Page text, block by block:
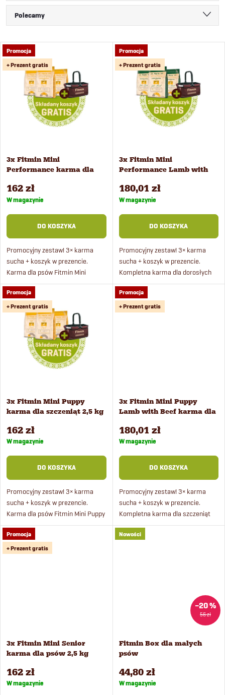
S
o
r
a
n
i
e
p
r
o
k
t
ó
w
Polecamy
Najdroższe
Najczęściej sprzedawane
Alfabetycznie
L
a
p
r
o
d
u
k
Promocja
+ Prezent gratis
3x Fitmin Mini
Performance karma dla
162 zł
W magazynie
DO KOSZYKA
Promocyjny zestaw! 3× karma
sucha + koszyk w prezencie.
Karma dla psów Fitmin Mini
Performance super premium
powstaje na bazie świeżego mięsa
drobiowego pochodzącego ze...
Promocja
+ Prezent gratis
3x Fitmin Mini
Performance Lamb with
kg
180,01 zł
W magazynie
DO KOSZYKA
Promocyjny zestaw! 3× karma
sucha + koszyk w prezencie.
Kompletna karma dla dorosłych
psów małych ras o bardzo
wysokiej aktywności. Karma super
premium zawiera świeże mięso...
Promocja
+ Prezent gratis
3x Fitmin Mini Puppy
karma dla szczeniąt 2,5 kg
162 zł
W magazynie
DO KOSZYKA
Promocyjny zestaw! 3× karma
sucha + koszyk w prezencie.
Karma dla psów Fitmin Mini Puppy
super premium powstaje na bazie
świeżego mięsa drobiowego
pochodzącego ze sprawdzonej,...
Promocja
+ Prezent gratis
3x Fitmin Mini Puppy
Lamb with Beef karma dla
180,01 zł
W magazynie
DO KOSZYKA
Promocyjny zestaw! 3× karma
sucha + koszyk w prezencie.
Kompletna karma dla szczeniąt
małych ras zawierająca świeżą
jagnięcinę, wołowinę i ryż. Karma
Promocja
+ Prezent gratis
3x Fitmin Mini Senior
karma dla psów 2,5 kg
162 zł
W magazynie
Nowości
56 zł
–20 %
Fitmin Box dla małych
psów
44,80 zł
W magazynie